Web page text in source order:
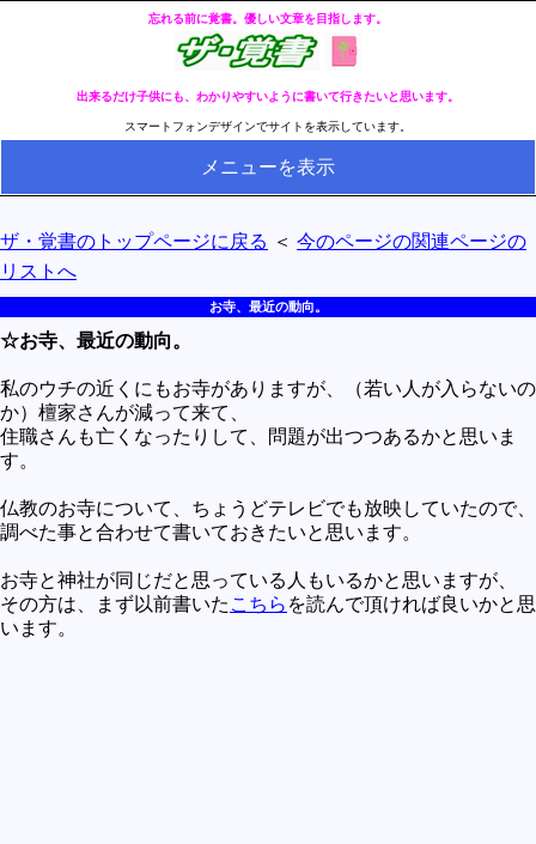
忘れる前に覚書。優しい文章を目指します。
出来るだけ子供にも、わかりやすいように書いて行きたいと思います。
スマートフォンデザインでサイトを表示しています。
メニューを表示
全ページのリストへ
健康
冬・冷え性対策
生活
料理とか食べ物
外国語
社会
政治
ザ・覚書のトップページに戻る ＜ 今のページの関連ページの
リストへ
お寺、最近の動向。
☆お寺、最近の動向。
私のウチの近くにもお寺がありますが、（若い人が入らないの
か）檀家さんが減って来て、
住職さんも亡くなったりして、問題が出つつあるかと思いま
す。
仏教のお寺について、ちょうどテレビでも放映していたので、
調べた事と合わせて書いておきたいと思います。
お寺と神社が同じだと思っている人もいるかと思いますが、
その方は、まず以前書いた こちら を読んで頂ければ良いかと思
います。